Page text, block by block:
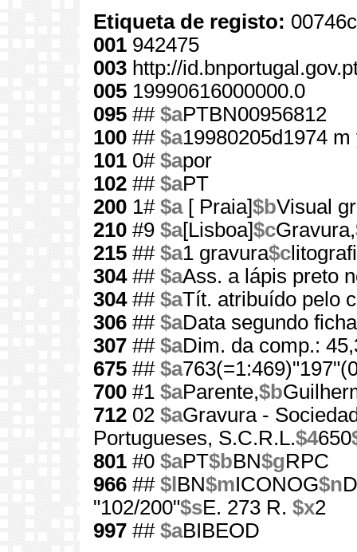
Etiqueta de registo:
001 942475
003 http://
005 19990616000000.0
095 ## $aPTBN00956812
100 ## $a19980205d1974
101 0# $apor
102 ## $aPT
200 1# $a[ Praia]$bVisual
210 #9 $a[Lisboa]$cGravura,
215 ## $a1 gravura$c
304## $aAss. a lápis preto
304## $aTít. atribuído pelo
306 ## $aData segundo
307 ## $aDim. da comp.:
675 ## $a
700 #1 $aParente,$b
712 02 $aGravura -
Portugueses, S.C.R.L.$4650
801 #0 $aPT$bBN$gRPC
966 ## $l BN$mICONOG$n
"102/200"$sE. 273 R. $x2
997 ## $aBIBEOD